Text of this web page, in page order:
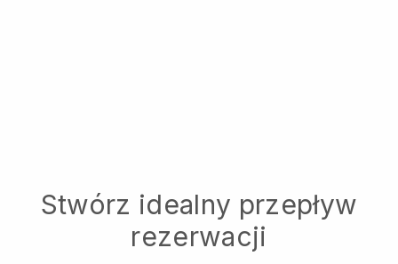
Stwórz idealny przepływ
rezerwacji